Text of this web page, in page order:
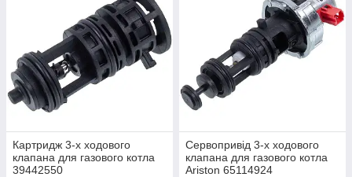
Картридж 3-х ходового
клапана для газового котла
39442550
Сервопривід 3-х ходового
клапана для газового котла
Ariston 65114924